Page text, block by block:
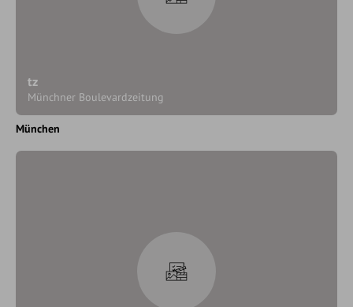
tz
Münchner Boulevardzeitung
München